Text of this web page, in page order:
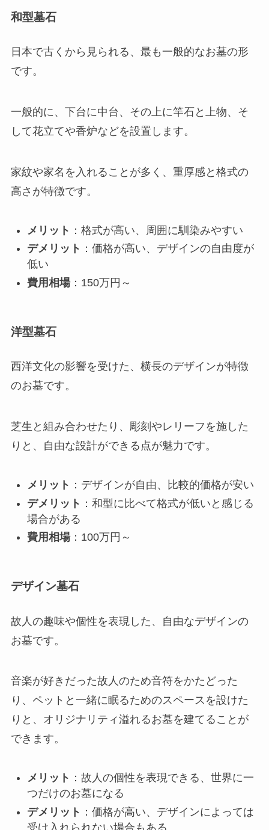
和型墓石
日本で古くから見られる、最も一般的なお墓の形
です。
一般的に、下台に中台、その上に竿石と上物、そ
して花立てや香炉などを設置します。
家紋や家名を入れることが多く、重厚感と格式の
高さが特徴です。
メリット ：格式が高い、周囲に馴染みやすい
デメリット ：価格が高い、デザインの自由度が
低い
費用相場：150万円～
洋型墓石
西洋文化の影響を受けた、横長のデザインが特徴
のお墓です。
芝生と組み合わせたり、彫刻やレリーフを施した
りと、自由な設計ができる点が魅力です。
メリット ：デザインが自由、比較的価格が安い
デメリット ：和型に比べて格式が低いと感じる
場合がある
費用相場：100万円～
デザイン墓石
故人の趣味や個性を表現した、自由なデザインの
お墓です。
音楽が好きだった故人のため音符をかたどった
り、ペットと一緒に眠るためのスペースを設けた
りと、オリジナリティ溢れるお墓を建てることが
できます。
メリット ：故人の個性を表現できる、世界に一
つだけのお墓になる
デメリット ：価格が高い、デザインによっては
受け入れられない場合もある